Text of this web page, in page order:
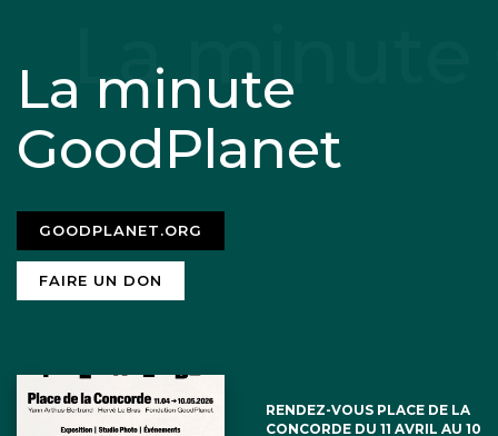
La minute
GoodPlanet
GOODPLANET.ORG
FAIRE UN DON
RENDEZ-VOUS PLACE DE LA
CONCORDE DU 11 AVRIL AU 10